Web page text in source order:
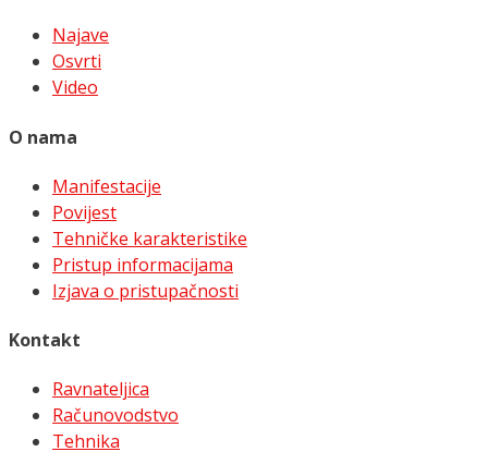
Najave
Osvrti
Video
O nama
Manifestacije
Povijest
Tehničke karakteristike
Pristup informacijama
Izjava o pristupačnosti
Kontakt
Ravnateljica
Računovodstvo
Tehnika